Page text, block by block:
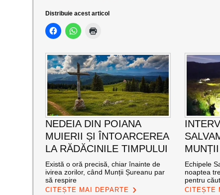
Distribuie acest articol
NEDEIA DIN POIANA
MUIERII ȘI ÎNTOARCEREA
LA RĂDĂCINILE TIMPULUI
Există o oră precisă, chiar înainte de
ivirea zorilor, când Munții Șureanu par
să respire
CITEȘTE MAI DEPARTE
Echipele
noaptea
pentru
CITEȘTE